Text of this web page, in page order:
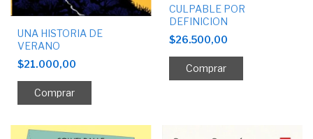
UNA HISTORIA DE
VERANO
$21.000,00
CULPABLE POR
DEFINICION
$26.500,00